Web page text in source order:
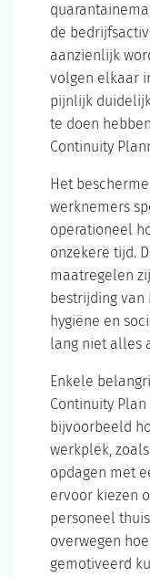
de
aanzienlijk
volgen elkaar
pijnlijk
te doen
Continuity
Het
werknemers
operationeel
onzekere tijd.
maatregelen
bestrijding van
hygiëne en
lang niet alles
Enkele
Continuity
bijvoorbeeld
werkplek,
opdagen met
ervoor kiezen
personeel
overwegen
gemotiveerd